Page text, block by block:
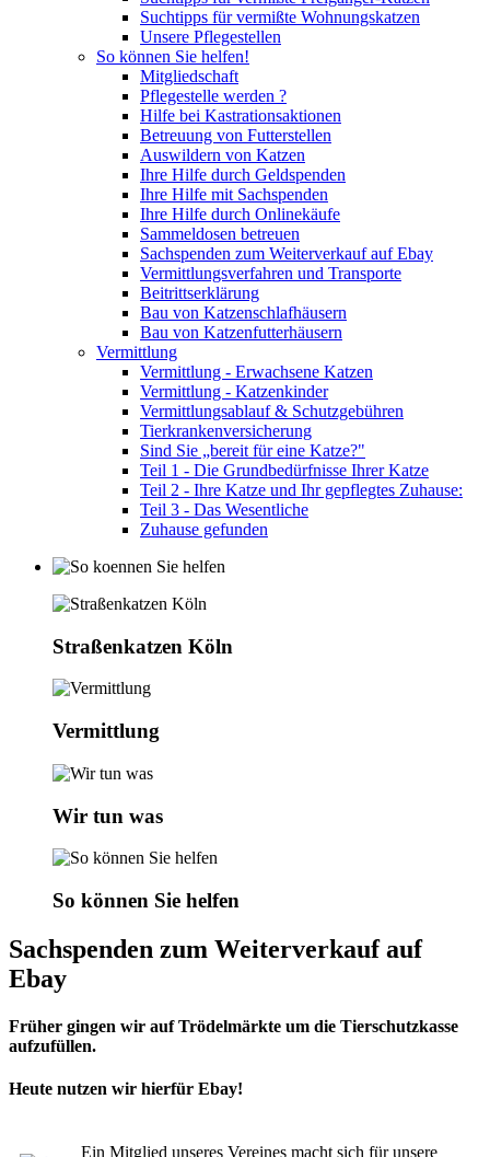
Suchtipps für vermißte Wohnungskatzen
Unsere Pflegestellen
So können Sie helfen!
Mitgliedschaft
Pflegestelle werden ?
Hilfe bei Kastrationsaktionen
Betreuung von Futterstellen
Auswildern von Katzen
Ihre Hilfe durch Geldspenden
Ihre Hilfe mit Sachspenden
Ihre Hilfe durch Onlinekäufe
Sammeldosen betreuen
Sachspenden zum Weiterverkauf auf Ebay
Vermittlungsverfahren und Transporte
Beitrittserklärung
Bau von Katzenschlafhäusern
Bau von Katzenfutterhäusern
Vermittlung
Vermittlung - Erwachsene Katzen
Vermittlung - Katzenkinder
Vermittlungsablauf & Schutzgebühren
Tierkrankenversicherung
Sind Sie „bereit für eine Katze?"
Teil 1 - Die Grundbedürfnisse Ihrer Katze
Teil 2 - Ihre Katze und Ihr gepflegtes Zuhause:
Teil 3 - Das Wesentliche
Zuhause gefunden
Straßenkatzen Köln
Vermittlung
Wir tun was
So können Sie helfen
Sachspenden zum Weiterverkauf auf
Ebay
Früher gingen wir auf Trödelmärkte um die Tierschutzkasse
aufzufüllen.
Heute nutzen wir hierfür Ebay!
Ein Mitglied unseres Vereines macht sich für unsere